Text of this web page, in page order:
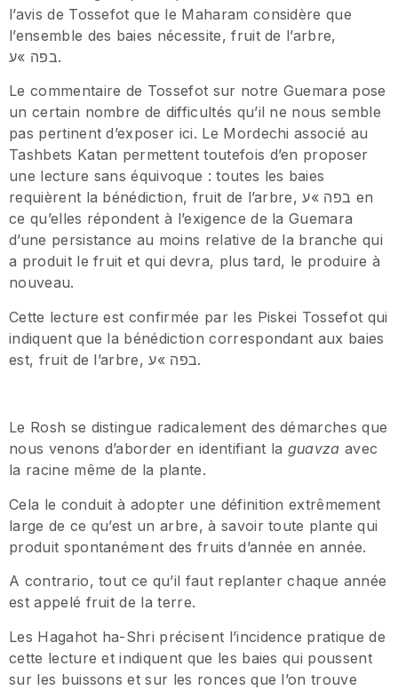
l’avis de Tossefot que le Maharam considère que
l’ensemble des baies nécessite, fruit de l’arbre,
בפה »ע.
Le commentaire de Tossefot sur notre Guemara pose
un certain nombre de difficultés qu’il ne nous semble
pas pertinent d’exposer ici. Le Mordechi associé au
Tashbets Katan permettent toutefois d’en proposer
une lecture sans équivoque : toutes les baies
requièrent la bénédiction, fruit de l’arbre, בפה »ע en
ce qu’elles répondent à l’exigence de la Guemara
d’une persistance au moins relative de la branche qui
a produit le fruit et qui devra, plus tard, le produire à
nouveau.
Cette lecture est confirmée par les Piskei Tossefot qui
indiquent que la bénédiction correspondant aux baies
est, fruit de l’arbre, בפה »ע.
Le Rosh se distingue radicalement des démarches que
nous venons d’aborder en identifiant la guavza avec
la racine même de la plante.
Cela le conduit à adopter une définition extrêmement
large de ce qu’est un arbre, à savoir toute plante qui
produit spontanément des fruits d’année en année.
A contrario, tout ce qu’il faut replanter chaque année
est appelé fruit de la terre.
Les Hagahot ha-Shri précisent l’incidence pratique de
cette lecture et indiquent que les baies qui poussent
sur les buissons et sur les ronces que l’on trouve